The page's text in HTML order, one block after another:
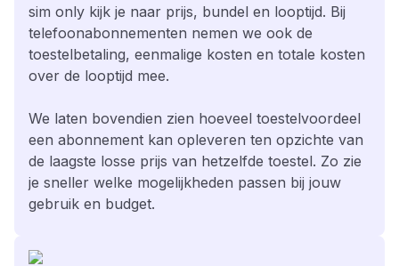
sim only kijk je naar prijs, bundel en looptijd. Bij
telefoonabonnementen nemen we ook de
toestelbetaling, eenmalige kosten en totale kosten
over de looptijd mee.
We laten bovendien zien hoeveel toestelvoordeel
een abonnement kan opleveren ten opzichte van
de laagste losse prijs van hetzelfde toestel. Zo zie
je sneller welke mogelijkheden passen bij jouw
gebruik en budget.